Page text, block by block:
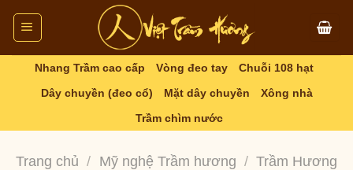
Skip
content
Nhang Trầm cao cấp Vòng đeo tay
Chuỗi 108 hạt
Dây chuyền (đeo cổ)
Mặt dây chuyền
Xông nhà
Trầm chìm nước
Trang chủ / Mỹ nghệ Trầm hương / Trầm Hương